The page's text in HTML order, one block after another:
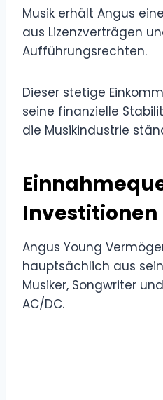
Musik erhält Angus
aus Lizenzverträgen
Aufführungsrechten.
Dieser stetige
seine finanzielle
die Musikindustrie
Investitionen
Angus Young
hauptsächlich aus
Musiker, Songwriter
AC/DC.